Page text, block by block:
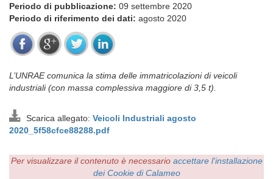
Periodo di pubblicazione: 09 settembre 2020
Periodo di riferimento dei dati: agosto 2020
L’UNRAE comunica la stima delle immatricolazioni di veicoli
industriali (con massa complessiva maggiore di 3,5 t).
Scarica allegato: Veicoli Industriali agosto
2020_5f58cfce88288.pdf
Per visualizzare il contenuto è necessario accettare l'installazione
dei Cookie di Calameo